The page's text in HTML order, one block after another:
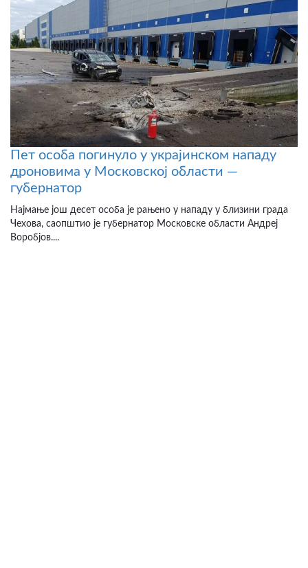
Пет особа погинуло у украјинском нападу
дроновима у Московској области —
губернатор
Најмање још десет особа је рањено у нападу у близини града
Чехова, саопштио је губернатор Московске области Андреј
Воробјов....